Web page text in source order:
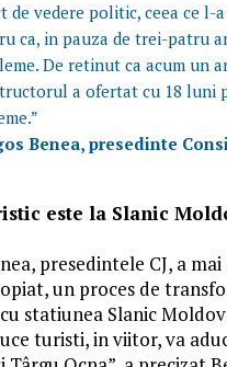
de vedere politic, ceea ce l-
ca, in pauza de trei-patru
De retinut ca acum un
a ofertat cu 18 luni
Benea, presedinte
este la Slanic
presedintele CJ, a
un proces de
statiunea Slanic
turisti, in viitor, va